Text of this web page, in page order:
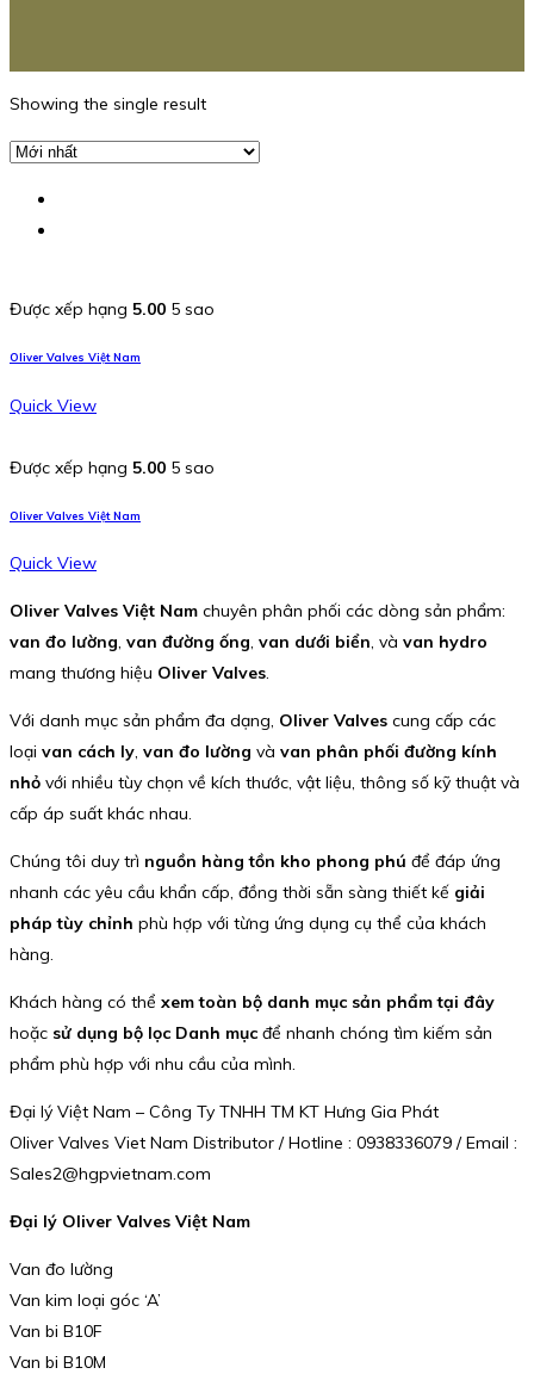
Showing the single result
Được xếp hạng 5.00 5 sao
Oliver Valves Việt Nam
Quick View
Được xếp hạng 5.00 5 sao
Oliver Valves Việt Nam
Quick View
Oliver Valves Việt Nam chuyên phân phối các dòng sản phẩm:
van đo lường, van đường ống, van dưới biển, và van hydro
mang thương hiệu Oliver Valves.
Với danh mục sản phẩm đa dạng, Oliver Valves cung cấp các
loại van cách ly, van đo lường và van phân phối đường kính
nhỏ với nhiều tùy chọn về kích thước, vật liệu, thông số kỹ thuật và
cấp áp suất khác nhau.
Chúng tôi duy trì nguồn hàng tồn kho phong phú để đáp ứng
nhanh các yêu cầu khẩn cấp, đồng thời sẵn sàng thiết kế giải
pháp tùy chỉnh phù hợp với từng ứng dụng cụ thể của khách
hàng.
Khách hàng có thể xem toàn bộ danh mục sản phẩm tại đây
hoặc sử dụng bộ lọc Danh mục để nhanh chóng tìm kiếm sản
phẩm phù hợp với nhu cầu của mình.
Đại lý Việt Nam – Công Ty TNHH TM KT Hưng Gia Phát
Oliver Valves Viet Nam Distributor / Hotline : 0938336079 / Email :
Sales2@hgpvietnam.com
Đại lý Oliver Valves Việt Nam
Van đo lường
Van kim loại góc ‘A’
Van bi B10F
Van bi B10M